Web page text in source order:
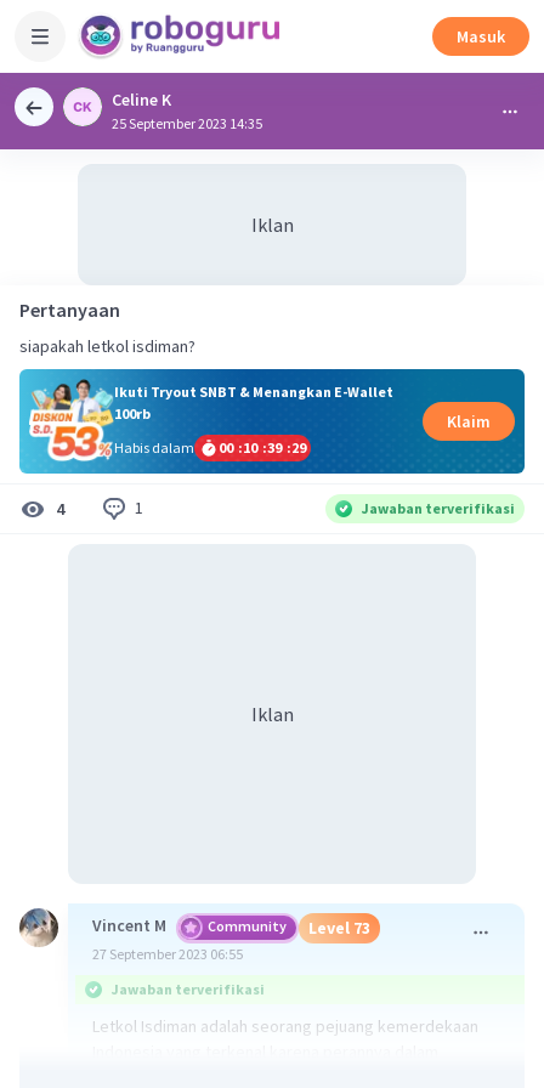
Masuk
Celine K
25 September 2023 14:35
Iklan
Pertanyaan
siapakah letkol isdiman?
Ikuti Tryout SNBT & Menangkan E-Wallet
100rb
Habis dalam
00 :10 :39 :29
Klaim
4 1 Jawaban terverifikasi
Iklan
Vincent M Community Level 73
27 September 2023 06:55
Jawaban terverifikasi
Letkol Isdiman adalah seorang pejuang kemerdekaan